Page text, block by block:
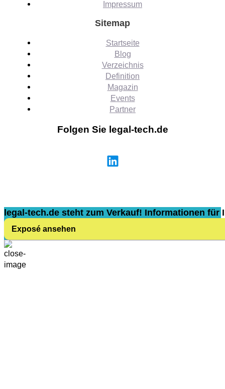
Impressum
Sitemap
Startseite
Blog
Verzeichnis
Definition
Magazin
Events
Partner
Folgen Sie legal-tech.de
legal-tech.de steht zum Verkauf! Informationen für
Exposé ansehen